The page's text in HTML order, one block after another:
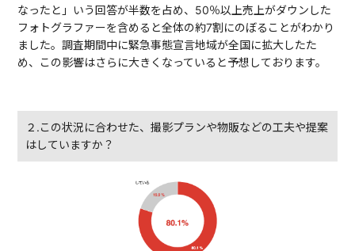
なったと」いう回答が半数を占め、50％以上売上がダウンした
フォトグラファーを含めると全体の約7割にのぼることがわかり
ました。調査期間中に緊急事態宣言地域が全国に拡大したた
め、この影響はさらに大きくなっていると予想しております。
２.この状況に合わせた、撮影プランや物販などの工夫や提案
はしていますか？